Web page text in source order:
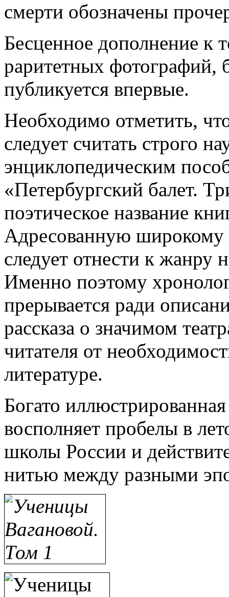
смерти обозначены
Бесценное дополнение к
раритетных фотографий,
публикуется впервые.
Необходимо отметить,
следует считать строго
энциклопедическим
«Петербургский балет.
поэтическое название
Адресованную широкому
следует отнести к жанру
Именно поэтому
прерывается ради
рассказа о значимом
читателя от
литературе.
Богато
восполняет пробелы в
школы России и
нитью между разными